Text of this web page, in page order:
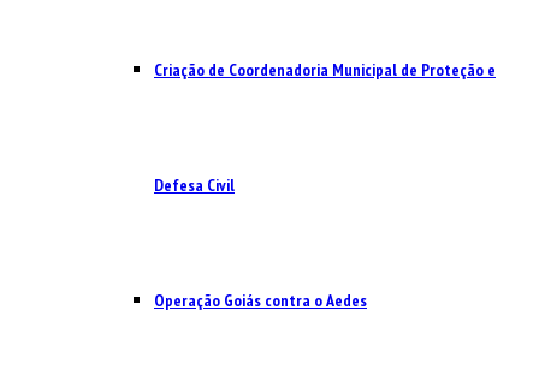
Criação de Coordenadoria Municipal de Proteção e
Defesa Civil
Operação Goiás contra o Aedes